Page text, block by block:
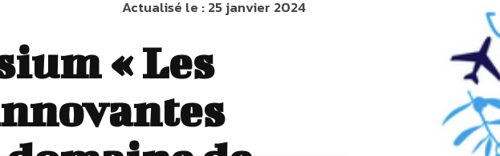
Actualisé le :25 janvier 2024
« Les